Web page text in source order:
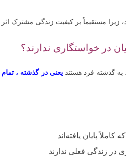
زیرا مستقیماً بر کیفیت زندگی مشترک اثر
در خواستگاری ندارند؟
گذشته فرد هستندیعنی در گذشته ،
پایان یافته‌اند
در زندگی فعلی ندارند